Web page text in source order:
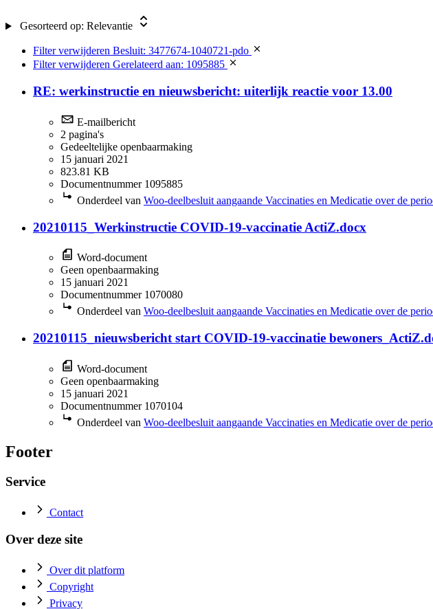
Gesorteerd op: Relevantie
Filter verwijderen Besluit: 3477674-1040721-pdo
Filter verwijderen Gerelateerd aan: 1095885
RE: werkinstructie en nieuwsbericht: uiterlijk reactie voor 13.00
E-mailbericht
2 pagina's
Gedeeltelijke openbaarmaking
15 januari 2021
823.81 KB
Documentnummer 1095885
Onderdeel van Woo-deelbesluit aangaande Vaccinaties en Medicatie over de
20210115_Werkinstructie COVID-19-vaccinatie ActiZ.docx
Word-document
Geen openbaarmaking
15 januari 2021
Documentnummer 1070080
Onderdeel van Woo-deelbesluit aangaande Vaccinaties en Medicatie over de
20210115_nieuwsbericht start COVID-19-vaccinatie
Word-document
Geen openbaarmaking
15 januari 2021
Documentnummer 1070104
Onderdeel van Woo-deelbesluit aangaande Vaccinaties en Medicatie over de
Footer
Service
Contact
Over deze site
Over dit platform
Copyright
Privacy